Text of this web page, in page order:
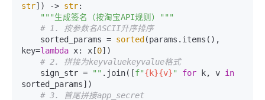
str] ) -> str:
"""生成签名（按淘宝API规则）"""
# 1. 按参数名ASCII升序排序
    sorted_params =
sorted(params.items(),
key=lambda x: x[0])
# 2. 拼接为keyvaluekeyvalue格式
    sign_str =
"" .join([f"{k}{v}" for k, v in
sorted_params])
# 3. 首尾拼接app_secret